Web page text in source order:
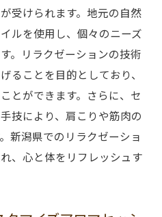
受けられます。地元の自然
ルを使用し、個々のニーズ
。リラクゼーションの技術
ることを目的としており、
とができます。さらに、セ
技により、肩こりや筋肉の
新潟県でのリラクゼーショ
、心と体をリフレッシュす